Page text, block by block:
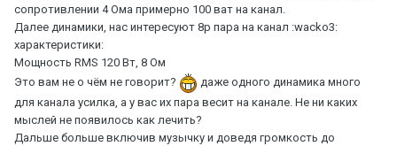
сопротивлении 4 Ома примерно 100 ват на канал.
Далее динамики, нас интересуют 8р пара на канал :wacko3:
характеристики:
Мощность RMS 120 Вт, 8 Ом
Это вам не о чём не говорит?
даже одного динамика много
для канала усилка, а у вас их пара весит на канале. Не ни каких
мыслей не появилось как лечить?
Дальше больше включив музычку и доведя громкость до